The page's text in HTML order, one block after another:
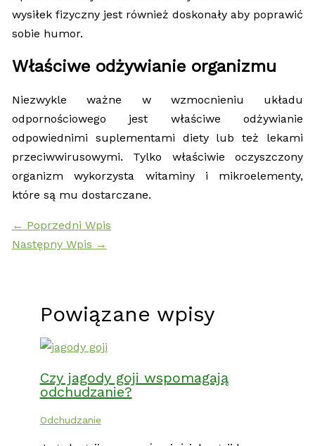
wysiłek fizyczny jest również doskonały aby poprawić
sobie humor.
Właściwe odżywianie organizmu
Niezwykle ważne w wzmocnieniu układu
odpornościowego jest właściwe odżywianie
odpowiednimi suplementami diety lub też lekami
przeciwwirusowymi. Tylko właściwie oczyszczony
organizm wykorzysta witaminy i mikroelementy,
które są mu dostarczane.
← Poprzedni Wpis
Następny Wpis →
Powiązane wpisy
Czy jagody goji wspomagają
odchudzanie?
Odchudzanie